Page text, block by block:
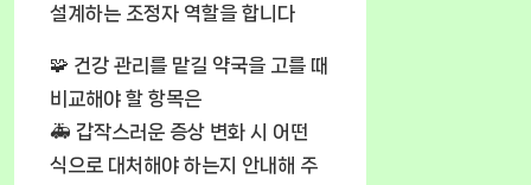
설계하는 조정자 역할을 합니다
🧩 건강 관리를 맡길 약국을 고를 때
비교해야 할 항목은
🚑 갑작스러운 증상 변화 시 어떤
식으로 대처해야 하는지 안내해 주